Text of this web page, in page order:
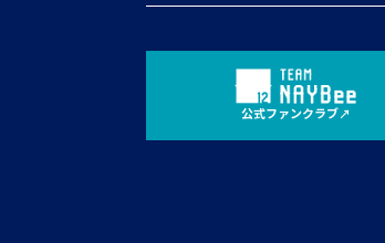
公式ファンクラブ